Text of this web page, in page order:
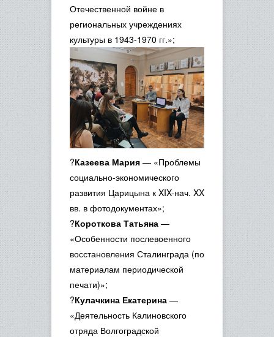
Отечественной войне в
региональных учреждениях
культуры в 1943-1970 гг.»;
?Казеева Мария — «Проблемы
социально-экономического
развития Царицына к XIX-нач. XX
вв. в фотодокументах»;
?Короткова Татьяна —
«Особенности послевоенного
восстановления Сталинграда (по
материалам периодической
печати)»;
?Кулачкина Екатерина —
«Деятельность Калиновского
отряда Волгоградской